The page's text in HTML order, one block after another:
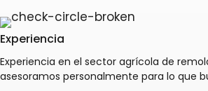
Experiencia
Experiencia en el sector agrícola de
asesoramos personalmente para lo que